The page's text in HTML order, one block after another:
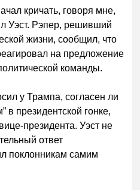
кричать, говоря мне,
Уэст. Рэпер, решивший
жизни, сообщил, что
на предложение
команды.
у Трампа, согласен ли
в президентской гонке,
президента. Уэст не
ответ
поклонникам самим